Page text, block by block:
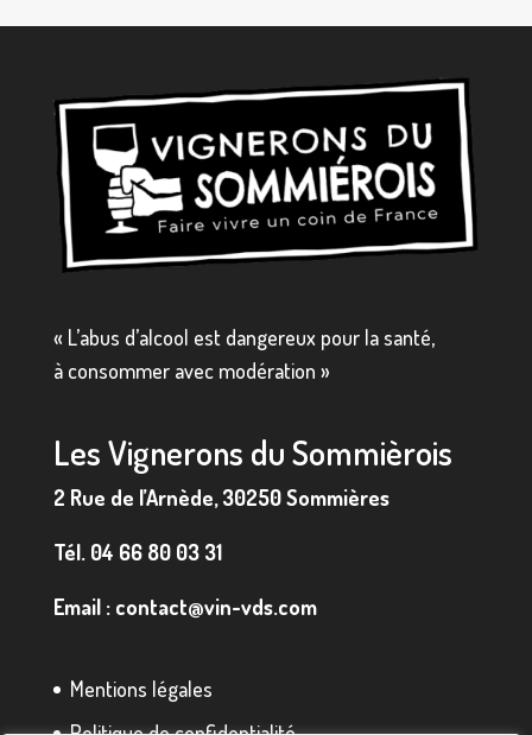
« L’abus d’alcool est dangereux pour la santé,
à consommer avec modération »
Les Vignerons du Sommièrois
2 Rue de l’Arnède, 30250 Sommières
Tél. 04 66 80 03 31
Email : contact@vin-vds.com
Mentions légales